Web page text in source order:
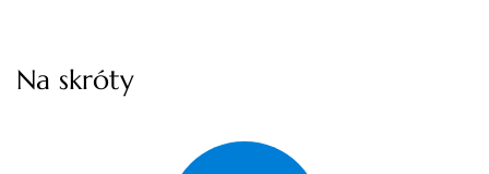
Na skróty